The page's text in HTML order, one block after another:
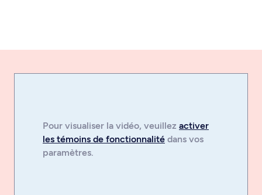
Pour visualiser la vidéo, veuillez activer
les témoins de fonctionnalité dans vos
paramètres.